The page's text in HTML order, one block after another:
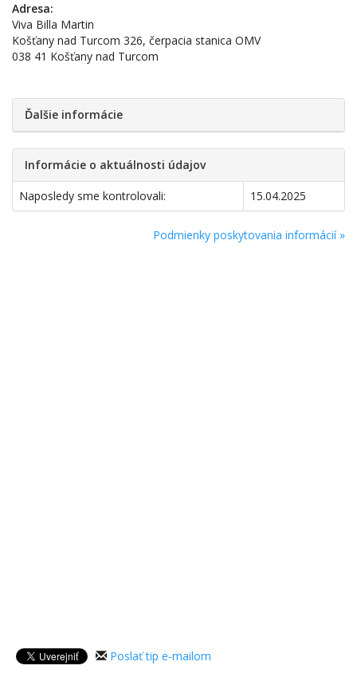
Adresa:
Viva Billa Martin
Košťany nad Turcom 326, čerpacia stanica OMV
038 41 Košťany nad Turcom
Ďalšie informácie
Informácie o aktuálnosti údajov
Naposledy sme kontrolovali: 15.04.2025
Podmienky poskytovania informácií »
Poslať tip e-mailom